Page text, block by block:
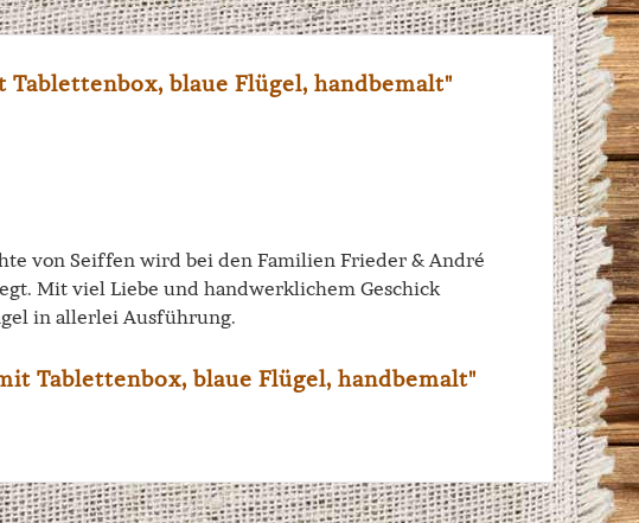
blaue Flügel, handbemalt"
von Seiffen wird bei den Familien Frieder & André
Mit viel Liebe und handwerklichem Geschick
in allerlei Ausführung.
Tablettenbox, blaue Flügel, handbemalt"